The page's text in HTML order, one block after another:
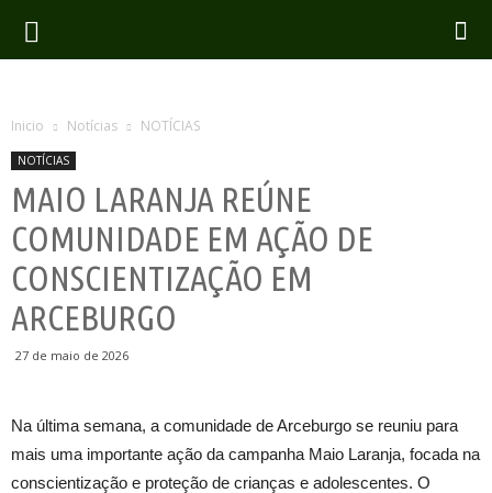
Inicio Notícias NOTÍCIAS
NOTÍCIAS
MAIO LARANJA REÚNE
COMUNIDADE EM AÇÃO DE
CONSCIENTIZAÇÃO EM
ARCEBURGO
27 de maio de 2026
Na última semana, a comunidade de Arceburgo se reuniu para
mais uma importante ação da campanha Maio Laranja, focada na
conscientização e proteção de crianças e adolescentes. O